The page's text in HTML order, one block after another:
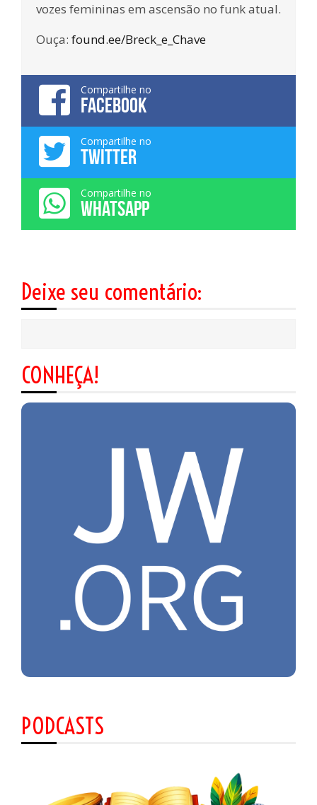
vozes femininas em ascensão no funk atual.
Ouça: found.ee/Breck_e_Chave
Compartilhe no
FACEBOOK
Compartilhe no
TWITTER
Compartilhe no
WHATSAPP
Deixe seu comentário:
CONHEÇA!
PODCASTS